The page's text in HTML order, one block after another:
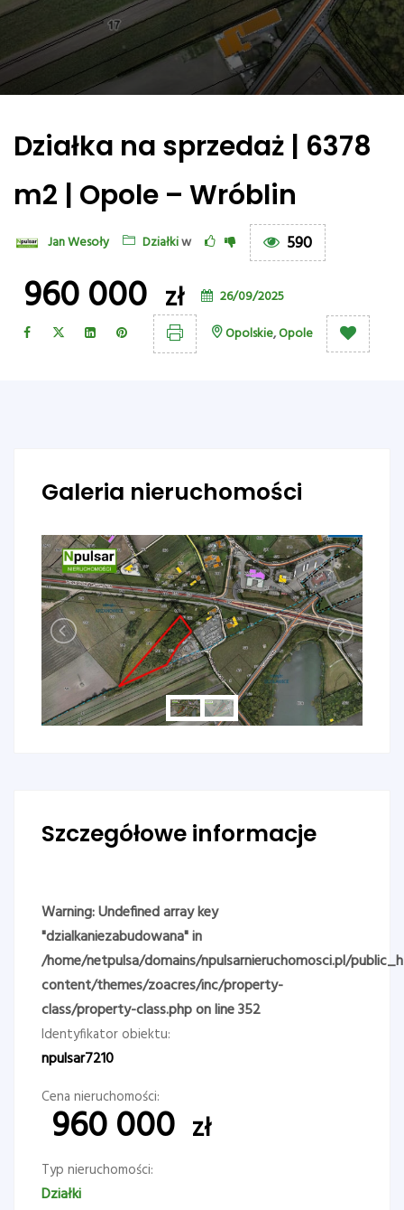
Działka na sprzedaż | 6378
m2 | Opole – Wróblin
Jan Wesoły Działkiw 590
960 000 zł
26/09/2025
Opolskie,Opole
Galeria nieruchomości
Szczegółowe informacje
Warning: Undefined array key
"dzialkaniezabudowana" in
/home/netpulsa/domains/npulsarnieruchomosci.pl/
content/themes/zoacres/inc/property-
class/property-class.phpon line352
Identyfikator obiektu:
npulsar7210
Cena nieruchomości:
960 000 zł
Typ nieruchomości:
Działki